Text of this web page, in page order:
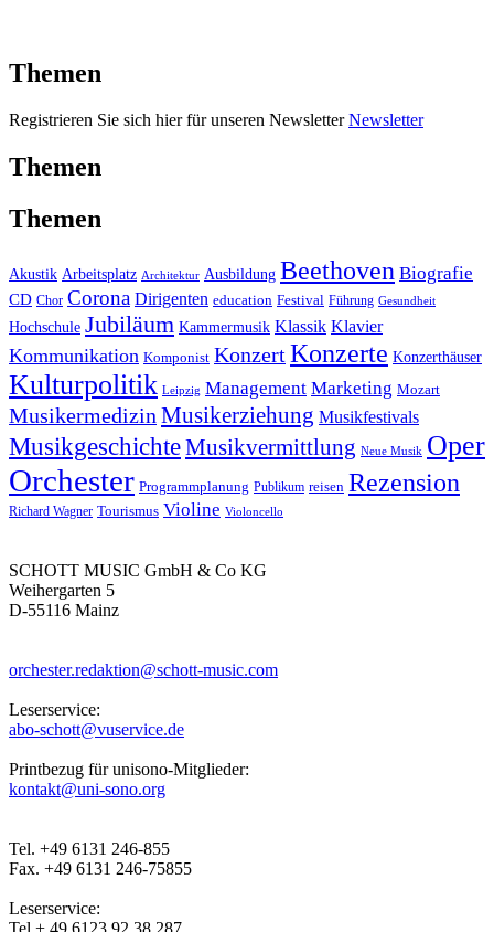
Themen
Registrieren Sie sich hier für unseren NewsletterNewsletter
Themen
Themen
Akustik Arbeitsplatz Architektur Ausbildung Beethoven Biografie
CD Chor Corona Dirigenten education Festival Führung Gesundheit
Hochschule Jubiläum Kammermusik Klassik Klavier
Kommunikation Komponist KonzertKonzerte Konzerthäuser
Kulturpolitik Leipzig Management Marketing Mozart
Musikermedizin Musikerziehung Musikfestivals
MusikgeschichteMusikvermittlung Neue Musik Oper
Orchester Programmplanung Publikum reisen Rezension
Richard Wagner Tourismus Violine Violoncello
SCHOTT MUSIC GmbH & Co KG
Weihergarten 5
D-55116 Mainz
orchester.redaktion@schott-music.com
Leserservice:
abo-schott@vuservice.de
Printbezug für unisono-Mitglieder:
kontakt@uni-sono.org
Tel. +49 6131 246-855
Fax. +49 6131 246-75855
Leserservice:
Tel + 49 6123 92 38 287